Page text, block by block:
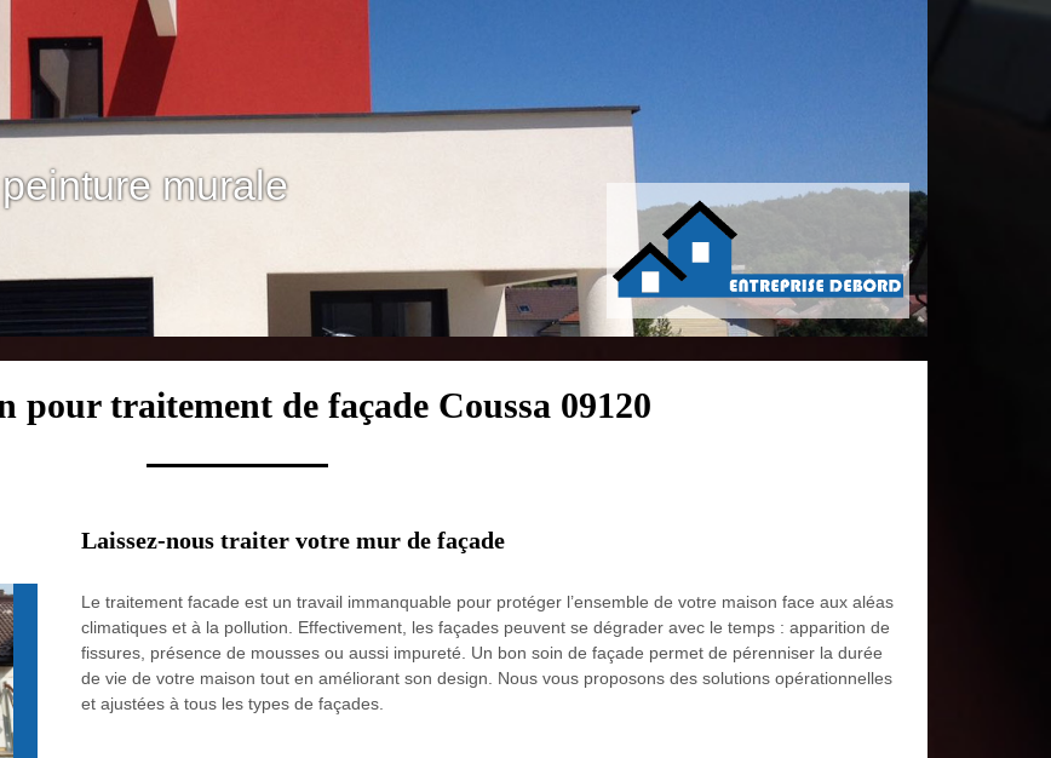
murale
pour traitement de façade Coussa 09120
Laissez-nous traiter votre mur de façade
Le traitement facade est un travail immanquable pour protéger l’ensemble de votre maison face aux aléas
climatiques et à la pollution. Effectivement, les façades peuvent se dégrader avec le temps : apparition de
fissures, présence de mousses ou aussi impureté. Un bon soin de façade permet de pérenniser la durée
de vie de votre maison tout en améliorant son design. Nous vous proposons des solutions opérationnelles
et ajustées à tous les types de façades.